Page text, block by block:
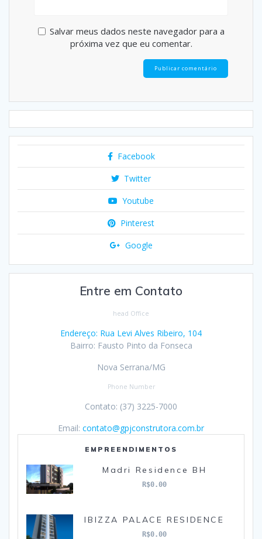
Salvar meus dados neste navegador para a
próxima vez que eu comentar.
Facebook
Twitter
Youtube
Pinterest
Google
Entre em Contato
head Office
Endereço: Rua Levi Alves Ribeiro, 104
Bairro: Fausto Pinto da Fonseca
Nova Serrana/MG
Phone Number
Contato: (37) 3225-7000
Email: contato@gpjconstrutora.com.br
EMPREENDIMENTOS
Madri Residence BH
R$0.00
IBIZZA PALACE RESIDENCE
R$0.00